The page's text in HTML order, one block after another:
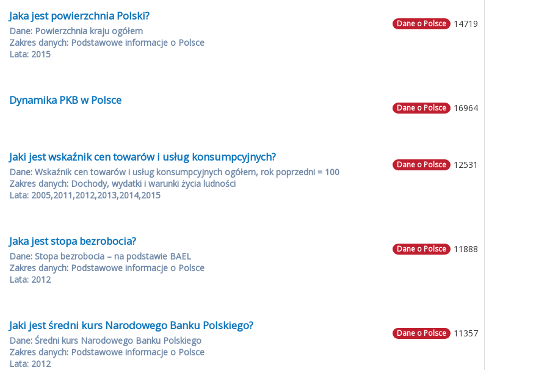
14719
Dane o Polsce
Jaka jest powierzchnia Polski?
Dane: Powierzchnia kraju ogółem
Zakres danych: Podstawowe informacje o Polsce
Lata: 2015
16964
Dane o Polsce
Dynamika PKB w Polsce
12531
Dane o Polsce
Jaki jest wskaźnik cen towarów i usług konsumpcyjnych?
Dane: Wskaźnik cen towarów i usług konsumpcyjnych ogółem, rok poprzedni = 100
Zakres danych: Dochody, wydatki i warunki życia ludności
Lata: 2005,2011,2012,2013,2014,2015
11888
Dane o Polsce
Jaka jest stopa bezrobocia?
Dane: Stopa bezrobocia – na podstawie BAEL
Zakres danych: Podstawowe informacje o Polsce
Lata: 2012
11357
Dane o Polsce
Jaki jest średni kurs Narodowego Banku Polskiego?
Dane: Średni kurs Narodowego Banku Polskiego
Zakres danych: Podstawowe informacje o Polsce
Lata: 2012